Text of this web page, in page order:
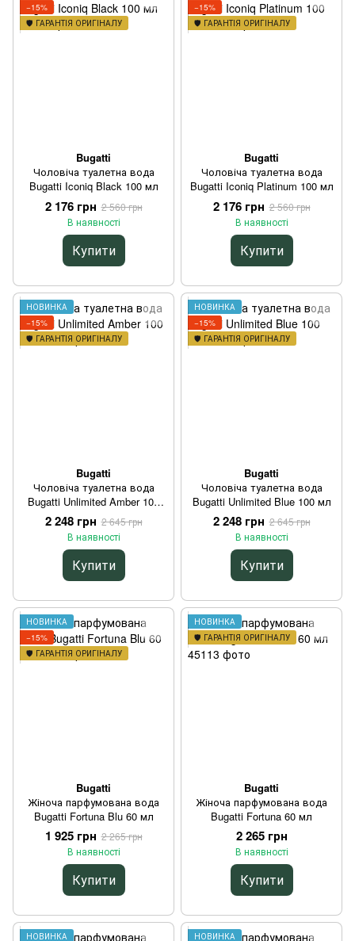
−15%
🛡️ ГАРАНТІЯ ОРИГІНАЛУ
Bugatti
Чоловіча туалетна вода
Bugatti Iconiq Black 100 мл
2 176 грн 2 560 грн
В наявності
Купити
−15%
🛡️ ГАРАНТІЯ ОРИГІНАЛУ
Bugatti
Чоловіча туалетна вода
Bugatti Iconiq Platinum 100 мл
2 176 грн 2 560 грн
В наявності
Купити
НОВИНКА
−15%
🛡️ ГАРАНТІЯ ОРИГІНАЛУ
Bugatti
Чоловіча туалетна вода
Bugatti Unlimited Amber 100
2 248 грн 2 645 грн
В наявності
Купити
НОВИНКА
−15%
🛡️ ГАРАНТІЯ ОРИГІНАЛУ
Bugatti
Чоловіча туалетна вода
Bugatti Unlimited Blue 100 мл
2 248 грн 2 645 грн
В наявності
Купити
НОВИНКА
−15%
🛡️ ГАРАНТІЯ ОРИГІНАЛУ
Bugatti
Жіноча парфумована вода
Bugatti Fortuna Blu 60 мл
1 925 грн 2 265 грн
В наявності
Купити
НОВИНКА
🛡️ ГАРАНТІЯ ОРИГІНАЛУ
Bugatti
Жіноча парфумована вода
Bugatti Fortuna 60 мл
2 265 грн
В наявності
Купити
НОВИНКА НОВИНКА